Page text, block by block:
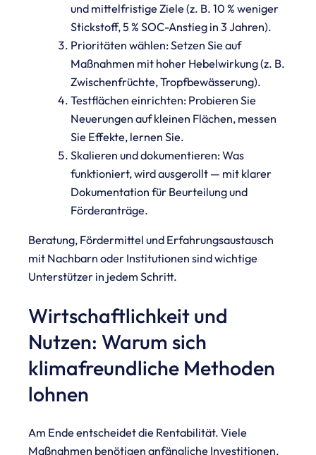
und mittelfristige Ziele (z. B. 10 % weniger
Stickstoff, 5 % SOC-Anstieg in 3 Jahren).
Prioritäten wählen: Setzen Sie auf
Maßnahmen mit hoher Hebelwirkung (z. B.
Zwischenfrüchte, Tropfbewässerung).
Testflächen einrichten: Probieren Sie
Neuerungen auf kleinen Flächen, messen
Sie Effekte, lernen Sie.
Skalieren und dokumentieren: Was
funktioniert, wird ausgerollt — mit klarer
Dokumentation für Beurteilung und
Förderanträge.
Beratung, Fördermittel und Erfahrungsaustausch
mit Nachbarn oder Institutionen sind wichtige
Unterstützer in jedem Schritt.
Wirtschaftlichkeit und
Nutzen: Warum sich
klimafreundliche Methoden
lohnen
Am Ende entscheidet die Rentabilität. Viele
Maßnahmen benötigen anfängliche Investitionen,